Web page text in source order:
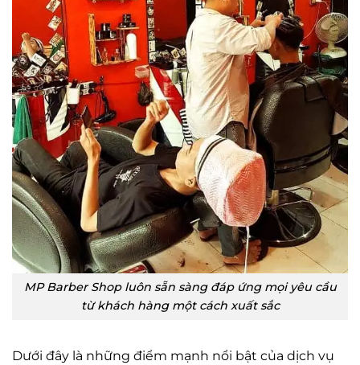
MP Barber Shop luôn sẵn sàng đáp ứng mọi yêu cầu
từ khách hàng một cách xuất sắc
Dưới đây là những điểm mạnh nổi bật của dịch vụ